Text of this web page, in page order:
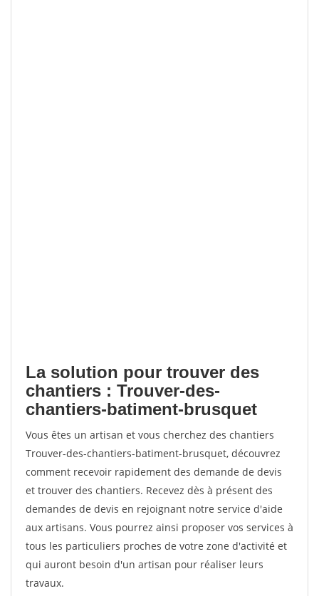
La solution pour trouver des
chantiers : Trouver-des-
chantiers-batiment-brusquet
Vous êtes un artisan et vous cherchez des chantiers
Trouver-des-chantiers-batiment-brusquet, découvrez
comment recevoir rapidement des demande de devis
et trouver des chantiers. Recevez dès à présent des
demandes de devis en rejoignant notre service d'aide
aux artisans. Vous pourrez ainsi proposer vos services à
tous les particuliers proches de votre zone d'activité et
qui auront besoin d'un artisan pour réaliser leurs
travaux.